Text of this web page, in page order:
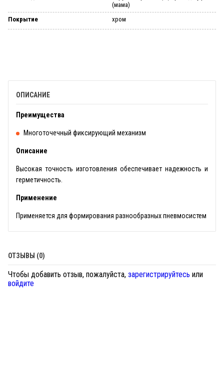
(мама)
Покрытие
хром
ОПИСАНИЕ
Преимущества
Многоточечный фиксирующий механизм
Описание
Высокая точность изготовления обеспечивает надежность и
герметичность.
Применение
Применяется для формирования разнообразных пневмосистем
ОТЗЫВЫ (0)
Чтобы добавить отзыв, пожалуйста, зарегистрируйтесь или
войдите